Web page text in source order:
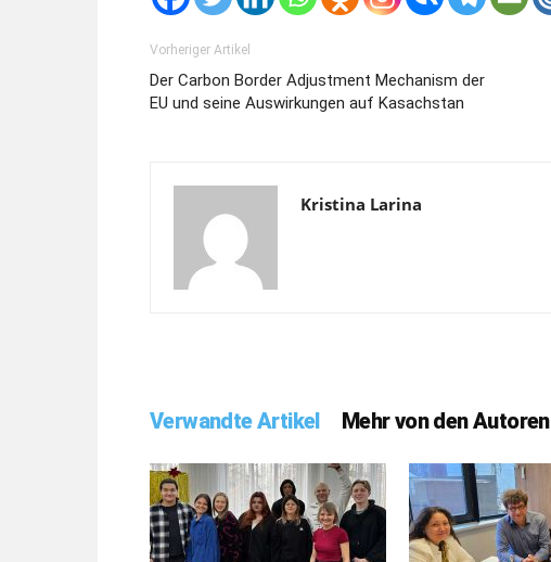
Vorheriger Artikel
Der Carbon Border Adjustment Mechanism der
EU und seine Auswirkungen auf Kasachstan
Kristina Larina
Verwandte Artikel Mehr von den Autoren